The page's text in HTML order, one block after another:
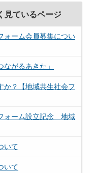
見ているページ
ォーム会員募集につい
がるあきた」
か？【地域共生社会フ
ォーム設立記念 地域
いて
いて